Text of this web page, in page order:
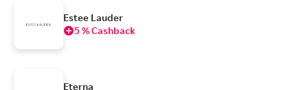
Estee Lauder
5 % Cashback
Eterna